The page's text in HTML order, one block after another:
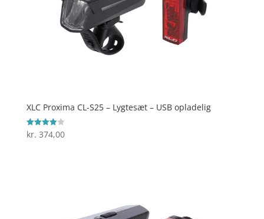
XLC Proxima CL-S25 – Lygtesæt – USB opladelig
Vurderet
4
kr. 374,00